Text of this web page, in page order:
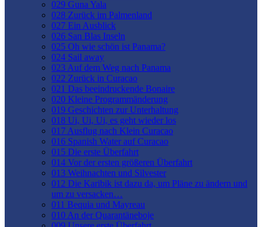
029 Guna Yala
028 Zurück im Palmenland
027 Ein Ausblick
026 San Blas Inseln
025 Oh wie schön ist Panama?
024 Sail away
023 Auf dem Weg nach Panama
022 Zurück in Curacao
021 Das beeindruckende Bonaire
020 Kleine Programmänderung
019 Geschichten zur Unterhaltung
018 Ui, Ui, Ui, es geht wieder los
017 Ausflug nach Klein Curacao
016 Spanish Water auf Curacao
015 Die erste Überfahrt
014 Vor der ersten größeren Überfahrt
013 Weihnachten und Silvester
012 Die Karibik ist dazu da, um Pläne zu ändern und
um zu versacken…
011 Bequia und Mayreau
010 An der Quarantäneboje